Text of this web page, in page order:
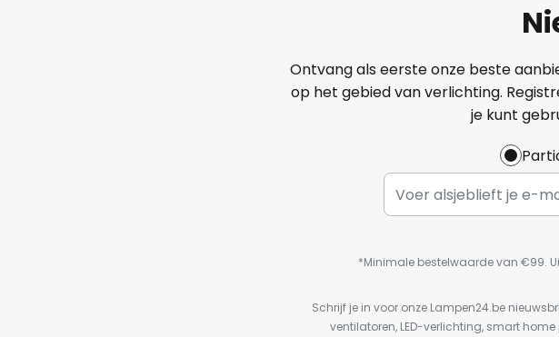
Ontvang als eerste onze beste
op het gebied van verlichting.
je kunt
*Minimale bestelwaarde van €99.
Schrijf je in voor onze Lampen24.be
ventilatoren, LED-verlichting, smart